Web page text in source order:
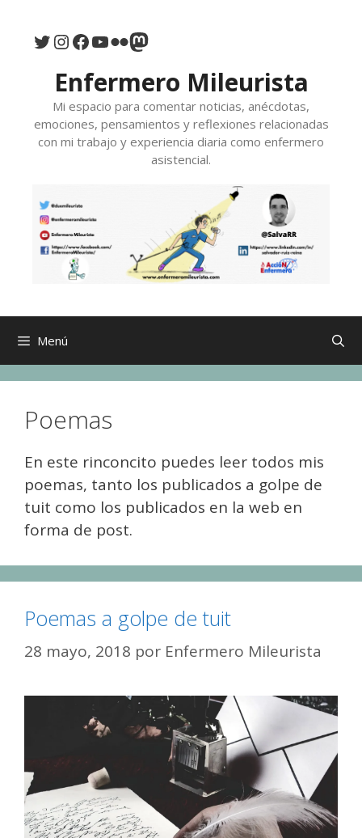
contenido
Twitter
Instagram
Facebook
YouTube
FlickrMastodon
Enfermero Mileurista
Mi espacio para comentar noticias, anécdotas,
emociones, pensamientos y reflexiones relacionadas
con mi trabajo y experiencia diaria como enfermero
asistencial.
Menú
Poemas
En este rinconcito puedes leer todos mis
poemas, tanto los publicados a golpe de
tuit como los publicados en la web en
forma de post.
Poemas a golpe de tuit
28 mayo, 2018 por Enfermero Mileurista